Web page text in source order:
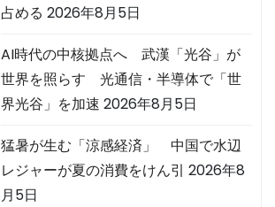
占める 2026年8月5日
AI時代の中核拠点へ 武漢「光谷」が
世界を照らす 光通信・半導体で「世
界光谷」を加速 2026年8月5日
猛暑が生む「涼感経済」 中国で水辺
レジャーが夏の消費をけん引 2026年8
月5日